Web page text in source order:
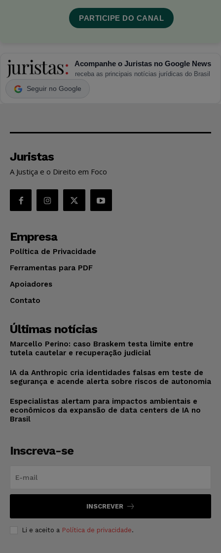
PARTICIPE DO CANAL
Acompanhe o Juristas no Google News
receba as principais notícias jurídicas do Brasil
Seguir no Google
Juristas
A Justiça e o Direito em Foco
Empresa
Política de Privacidade
Ferramentas para PDF
Apoiadores
Contato
Últimas notícias
Marcello Perino: caso Braskem testa limite entre
tutela cautelar e recuperação judicial
IA da Anthropic cria identidades falsas em teste de
segurança e acende alerta sobre riscos de autonomia
Especialistas alertam para impactos ambientais e
econômicos da expansão de data centers de IA no
Brasil
Inscreva-se
INSCREVER
Li e aceito a Política de privacidade.